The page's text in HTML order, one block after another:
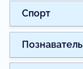
Спорт